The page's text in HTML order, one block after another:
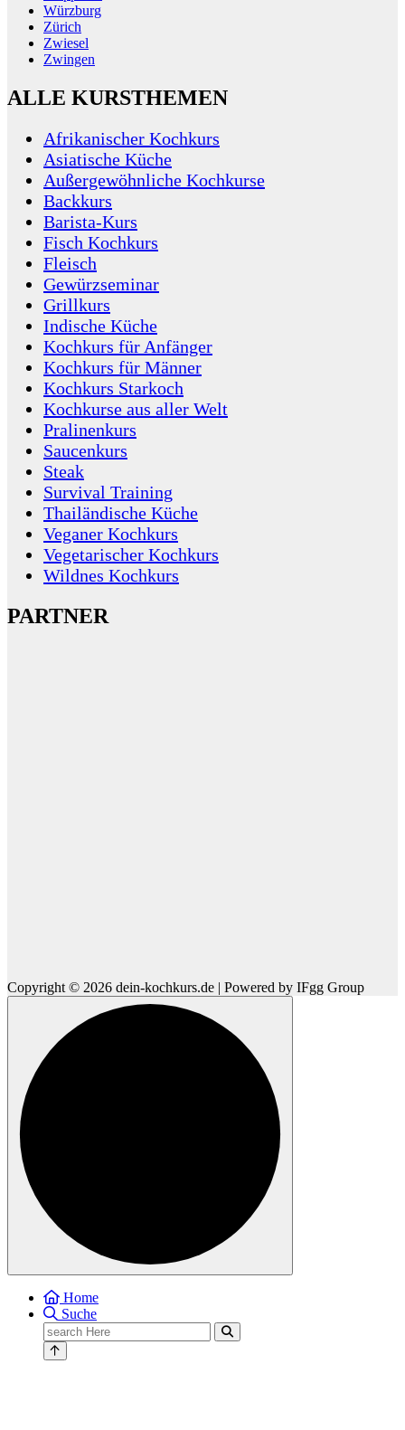
Würzburg
Zürich
Zwiesel
Zwingen
ALLE KURSTHEMEN
Afrikanischer Kochkurs
Asiatische Küche
Außergewöhnliche Kochkurse
Backkurs
Barista-Kurs
Fisch Kochkurs
Fleisch
Gewürzseminar
Grillkurs
Indische Küche
Kochkurs für Anfänger
Kochkurs für Männer
Kochkurs Starkoch
Kochkurse aus aller Welt
Pralinenkurs
Saucenkurs
Steak
Survival Training
Thailändische Küche
Veganer Kochkurs
Vegetarischer Kochkurs
Wildnes Kochkurs
PARTNER
Copyright © 2026 dein-kochkurs.de | Powered by IFgg Group
Home
Suche
Search
for: